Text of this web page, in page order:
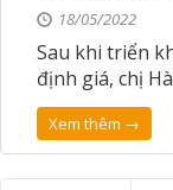
18/05/2022
Sau khi triển
định giá, chị
Xem thêm →